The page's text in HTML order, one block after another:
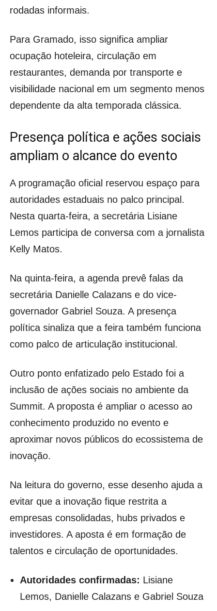
rodadas informais.
Para Gramado, isso significa ampliar
ocupação hoteleira, circulação em
restaurantes, demanda por transporte e
visibilidade nacional em um segmento menos
dependente da alta temporada clássica.
Presença política e ações sociais
ampliam o alcance do evento
A programação oficial reservou espaço para
autoridades estaduais no palco principal.
Nesta quarta-feira, a secretária Lisiane
Lemos participa de conversa com a jornalista
Kelly Matos.
Na quinta-feira, a agenda prevê falas da
secretária Danielle Calazans e do vice-
governador Gabriel Souza. A presença
política sinaliza que a feira também funciona
como palco de articulação institucional.
Outro ponto enfatizado pelo Estado foi a
inclusão de ações sociais no ambiente da
Summit. A proposta é ampliar o acesso ao
conhecimento produzido no evento e
aproximar novos públicos do ecossistema de
inovação.
Na leitura do governo, esse desenho ajuda a
evitar que a inovação fique restrita a
empresas consolidadas, hubs privados e
investidores. A aposta é em formação de
talentos e circulação de oportunidades.
Autoridades confirmadas: Lisiane
Lemos, Danielle Calazans e Gabriel Souza